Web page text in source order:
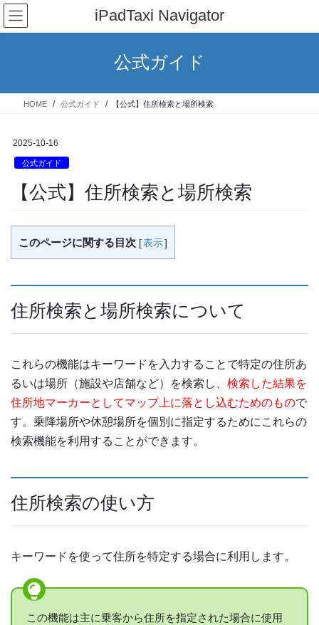
コ
ン
テ
ス
ナ
ビ
ゲ
ン
iPadTaxi Navigator
公式ガイド
HOME 公式ガイド 【公式】住所検索と場所検索
2025-10-16
公式ガイド
【公式】住所検索と場所検索
このページに関する目次 [表示]
住所検索と場所検索について
これらの機能はキーワードを入力することで特定の住所あ
るいは場所（施設や店舗など）を検索し、 検索した結果を
住所地マーカーとしてマップ上に落とし込むためのもので
す。乗降場所や休憩場所を個別に指定するためにこれらの
検索機能を利用することができます。
住所検索の使い方
キーワードを使って住所を特定する場合に利用します。
この機能は主に乗客から住所を指定された場合に使用